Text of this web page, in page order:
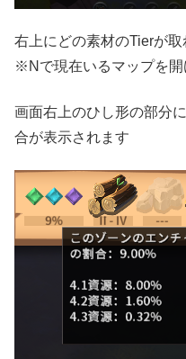
右上にどの素材のTierが
※Nで現在いるマップを開
画面右上のひし形の部分
合が表示されます